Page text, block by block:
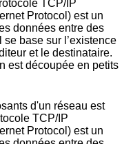
TCP/IP
Protocol) est un
données entre des
se base sur l’existence
et le destinataire.
est découpée en petits
d'un réseau est
TCP/IP
Protocol) est un